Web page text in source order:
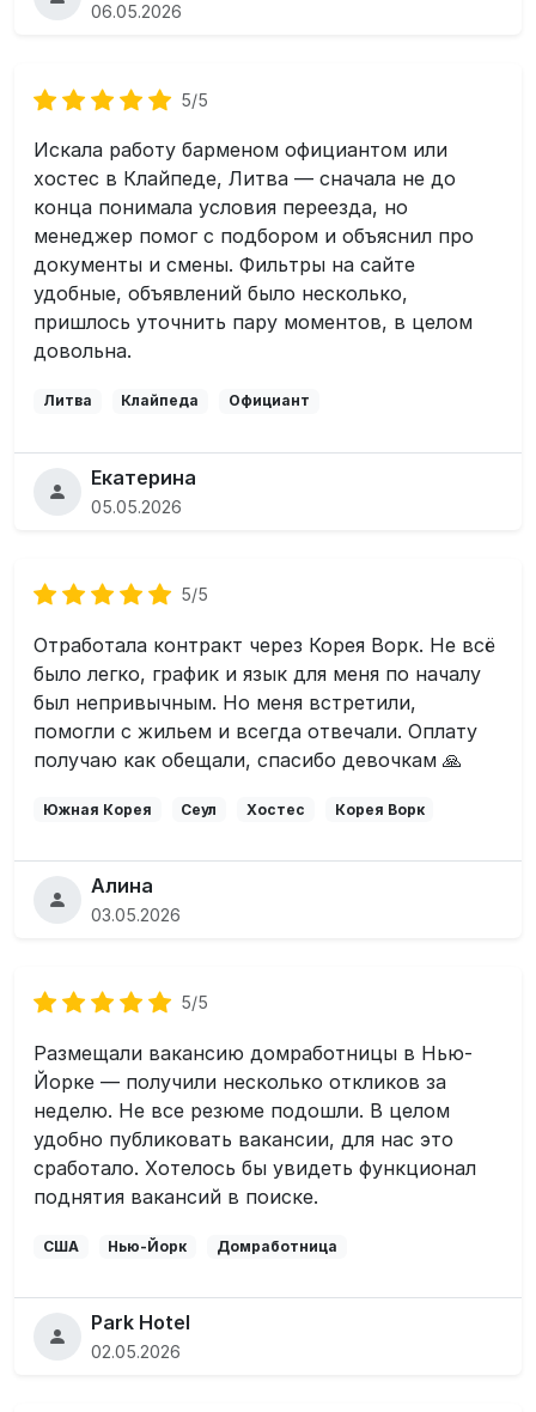
06.05.2026
5/5
Искала работу барменом официантом или
хостес в Клайпеде, Литва — сначала не до
конца понимала условия переезда, но
менеджер помог с подбором и объяснил про
документы и смены. Фильтры на сайте
удобные, объявлений было несколько,
пришлось уточнить пару моментов, в целом
довольна.
Литва Клайпеда Официант
Екатерина
05.05.2026
5/5
Отработала контракт через Корея Ворк. Не всё
было легко, график и язык для меня по началу
был непривычным. Но меня встретили,
помогли с жильем и всегда отвечали. Оплату
получаю как обещали, спасибо девочкам 🙏
Южная Корея Сеул Хостес Корея Ворк
Алина
03.05.2026
5/5
Размещали вакансию домработницы в Нью-
Йорке — получили несколько откликов за
неделю. Не все резюме подошли. В целом
удобно публиковать вакансии, для нас это
сработало. Хотелось бы увидеть функционал
поднятия вакансий в поиске.
США Нью-Йорк Домработница
Park Hotel
02.05.2026